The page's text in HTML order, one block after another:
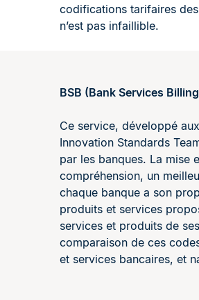
codifications tarifaires
n’est pas infaillible.
BSB (Bank Services
Ce service, développé
Innovation Standards
par les banques. La mise
compréhension, un
chaque banque a son
produits et services
services et produits de
comparaison de ces
et services bancaires, et